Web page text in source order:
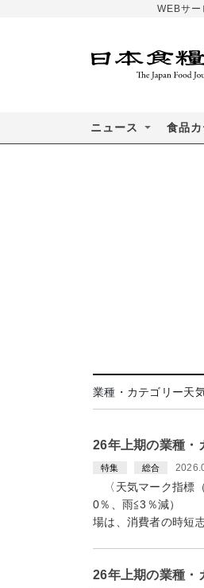
WEBサー
ニュース 食品カ
業種・カテゴリー天
26年上期の業種・
特集 総合
〈天気マーク指標
0％、雨≦3％減
場は、消費者の時短
26年上期の業種